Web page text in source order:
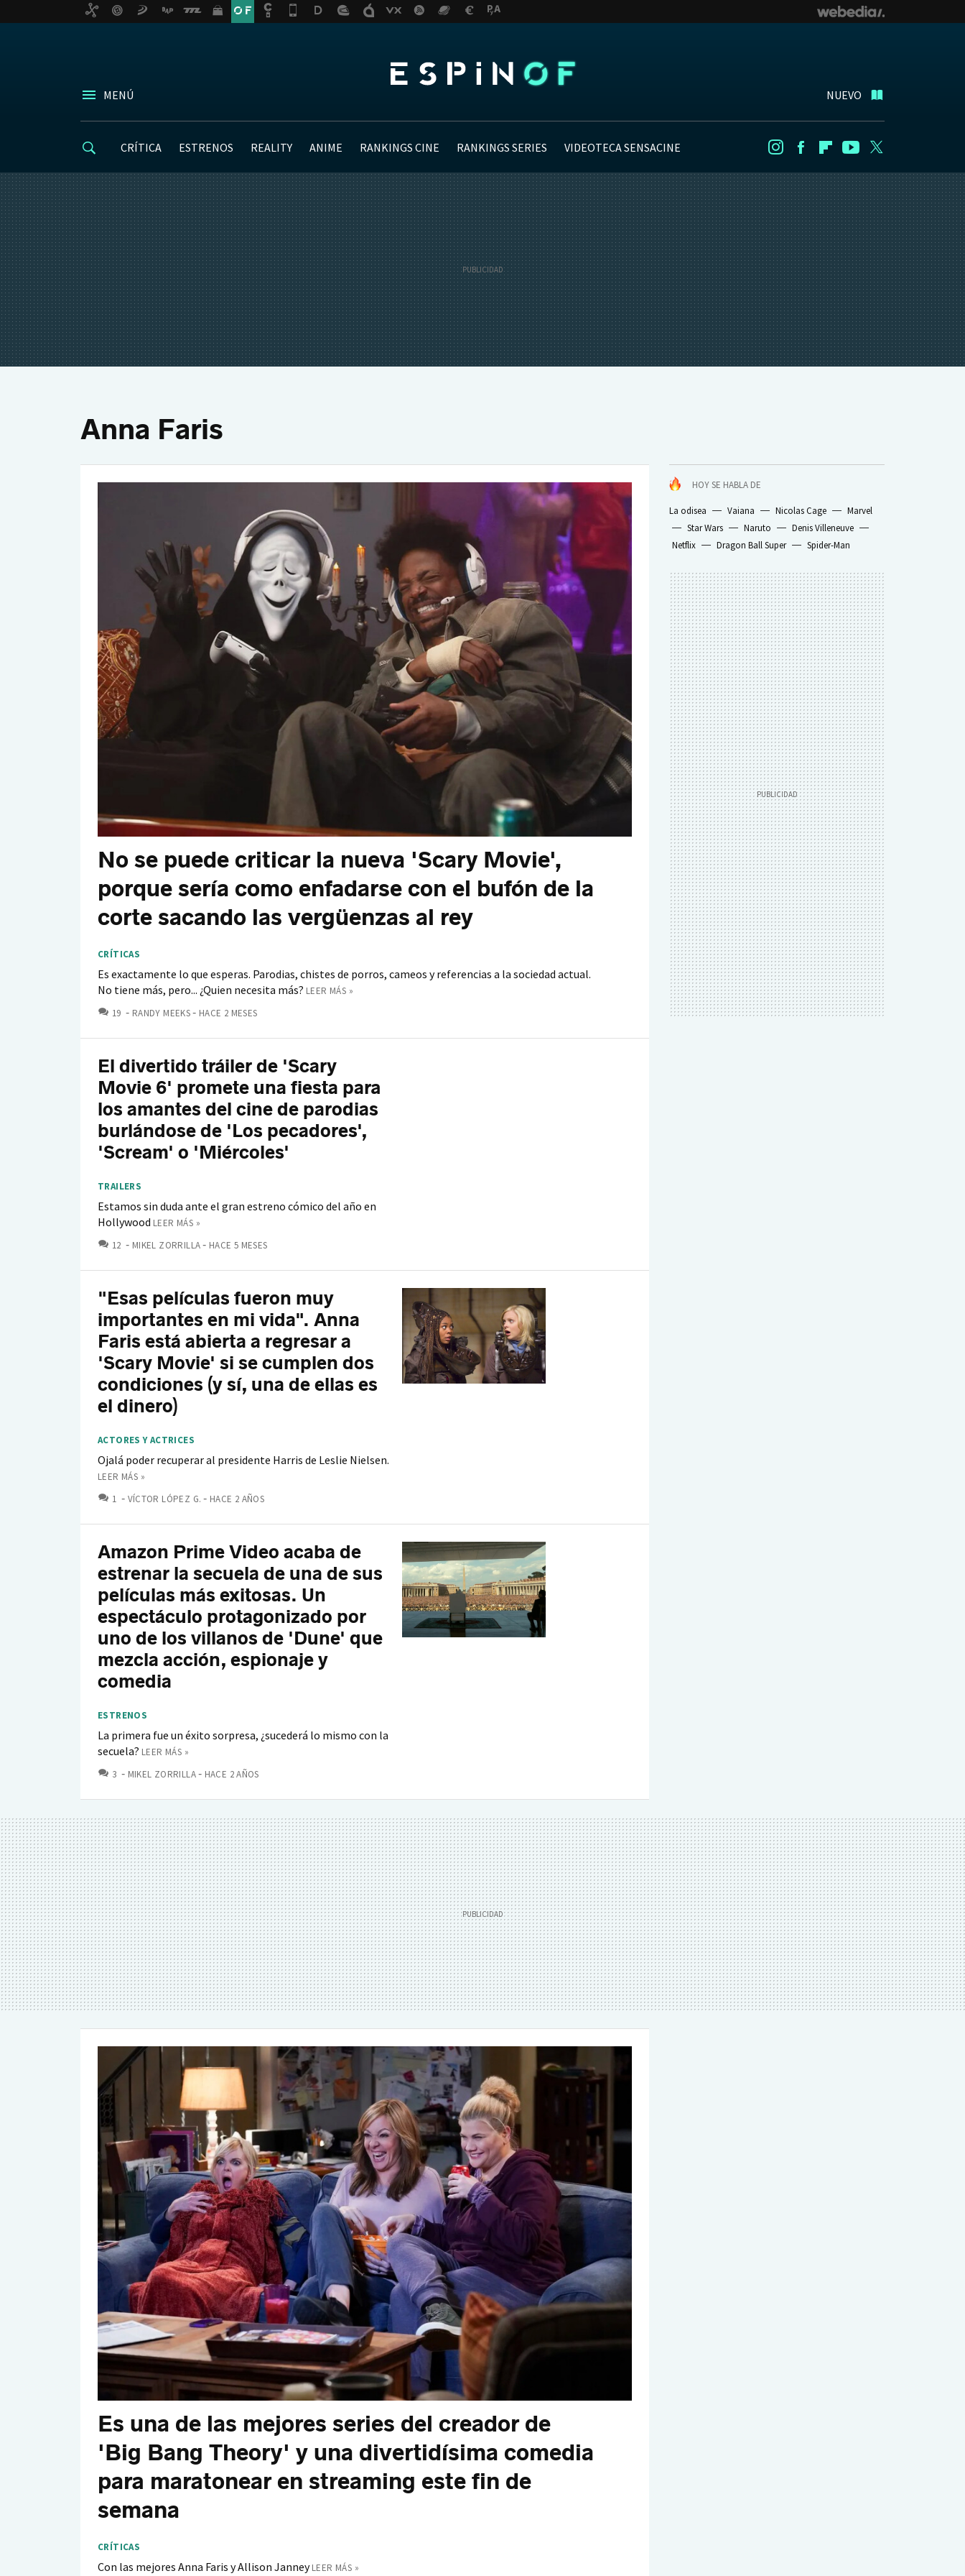
MENÚ NUEVO
CRÍTICA ESTRENOS REALITY ANIME RANKINGS CINE RANKINGS SERIES VIDEOTECA SENSACINE InstagramFacebookFlipboard
Youtube
Anna Faris
HOY SE HABLA DE
La odisea Vaiana Nicolas Cage
Marvel
Star Wars
Naruto
Denis Villeneuve
Netflix
Dragon Ball Super Spider-Man
No se puede criticar la nueva 'Scary Movie',
porque sería como enfadarse con el bufón de la
corte sacando las vergüenzas al rey
CRÍTICAS
Es exactamente lo que esperas. Parodias, chistes de porros, cameos y referencias a la sociedad actual.
No tiene más, pero... ¿Quien necesita más? LEER MÁS »
19 COMENTARIOS
RANDY MEEKS HACE 2 MESES
El divertido tráiler de 'Scary
Movie 6' promete una fiesta para
los amantes del cine de parodias
burlándose de 'Los pecadores',
'Scream' o 'Miércoles'
TRAILERS
Estamos sin duda ante el gran estreno cómico del año en
Hollywood LEER MÁS »
12 COMENTARIOS
MIKEL ZORRILLA HACE 5 MESES
"Esas películas fueron muy
importantes en mi vida". Anna
Faris está abierta a regresar a
'Scary Movie' si se cumplen dos
condiciones (y sí, una de ellas es
el dinero)
ACTORES Y ACTRICES
Ojalá poder recuperar al presidente Harris de Leslie Nielsen.
LEER MÁS »
1 COMENTARIOS
VÍCTOR LÓPEZ G. HACE 2 AÑOS
Amazon Prime Video acaba de
estrenar la secuela de una de sus
películas más exitosas. Un
espectáculo protagonizado por
uno de los villanos de 'Dune' que
mezcla acción, espionaje y
comedia
ESTRENOS
La primera fue un éxito sorpresa, ¿sucederá lo mismo con la
secuela? LEER MÁS »
3 COMENTARIOS
MIKEL ZORRILLA HACE 2 AÑOS
Es una de las mejores series del creador de
'Big Bang Theory' y una divertidísima comedia
para maratonear en streaming este fin de
semana
CRÍTICAS
Con las mejores Anna Faris y Allison Janney LEER MÁS »